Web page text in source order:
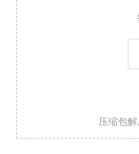
压缩包